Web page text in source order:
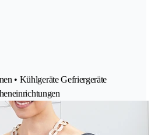
• Kühlgeräte Gefriergeräte